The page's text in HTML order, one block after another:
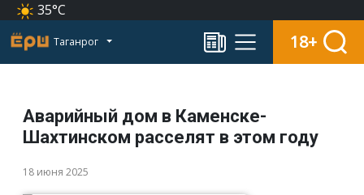
35°C
Таганрог 18+
Аварийный дом в Каменске-
Шахтинском расселят в этом году
18 июня 2025